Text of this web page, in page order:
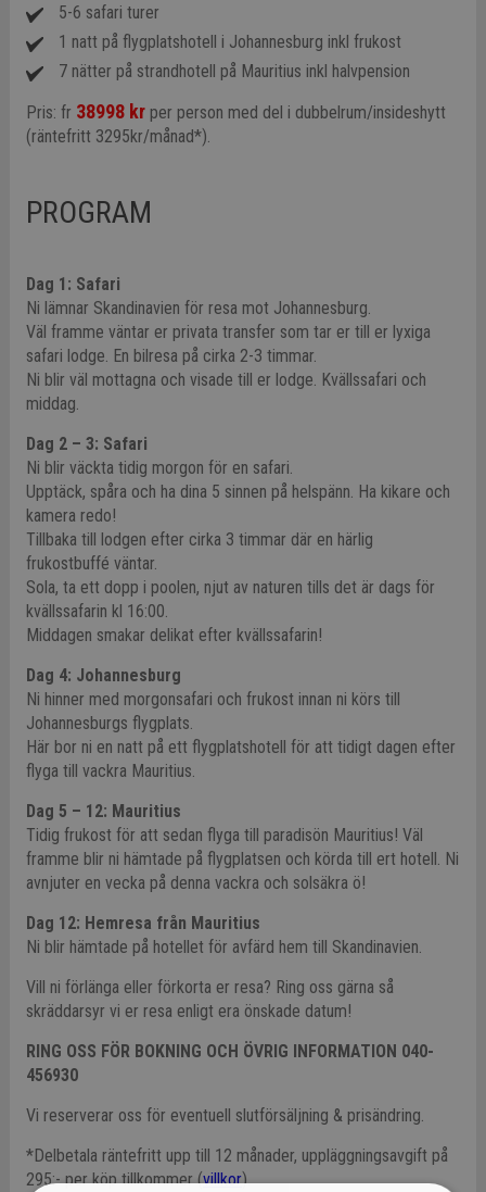
5-6 safari turer
1 natt på flygplatshotell i Johannesburg inkl frukost
7 nätter på strandhotell på Mauritius inkl halvpension
Pris: fr 38998 krper person med del i dubbelrum/insideshytt
(räntefritt 3295kr/månad*).
PROGRAM
Dag 1: Safari
Ni lämnar Skandinavien för resa mot Johannesburg.
Väl framme väntar er privata transfer som tar er till er lyxiga
safari lodge. En bilresa på cirka 2-3 timmar.
Ni blir väl mottagna och visade till er lodge. Kvällssafari och
middag.
Dag 2 – 3: Safari
Ni blir väckta tidig morgon för en safari.
Upptäck, spåra och ha dina 5 sinnen på helspänn. Ha kikare och
kamera redo!
Tillbaka till lodgen efter cirka 3 timmar där en härlig
frukostbuffé väntar.
Sola, ta ett dopp i poolen, njut av naturen tills det är dags för
kvällssafarin kl 16:00.
Middagen smakar delikat efter kvällssafarin!
Dag 4: Johannesburg
Ni hinner med morgonsafari och frukost innan ni körs till
Johannesburgs flygplats.
Här bor ni en natt på ett flygplatshotell för att tidigt dagen efter
flyga till vackra Mauritius.
Dag 5 – 12: Mauritius
Tidig frukost för att sedan flyga till paradisön Mauritius! Väl
framme blir ni hämtade på flygplatsen och körda till ert hotell. Ni
avnjuter en vecka på denna vackra och solsäkra ö!
Dag 12: Hemresa från Mauritius
Ni blir hämtade på hotellet för avfärd hem till Skandinavien.
Vill ni förlänga eller förkorta er resa? Ring oss gärna så
skräddarsyr vi er resa enligt era önskade datum!
RING OSS FÖR BOKNING OCH ÖVRIG INFORMATION 040-
456930
Vi reserverar oss för eventuell slutförsäljning & prisändring.
*Delbetala räntefritt upp till 12 månader, uppläggningsavgift på
295:- per köp tillkommer (villkor).